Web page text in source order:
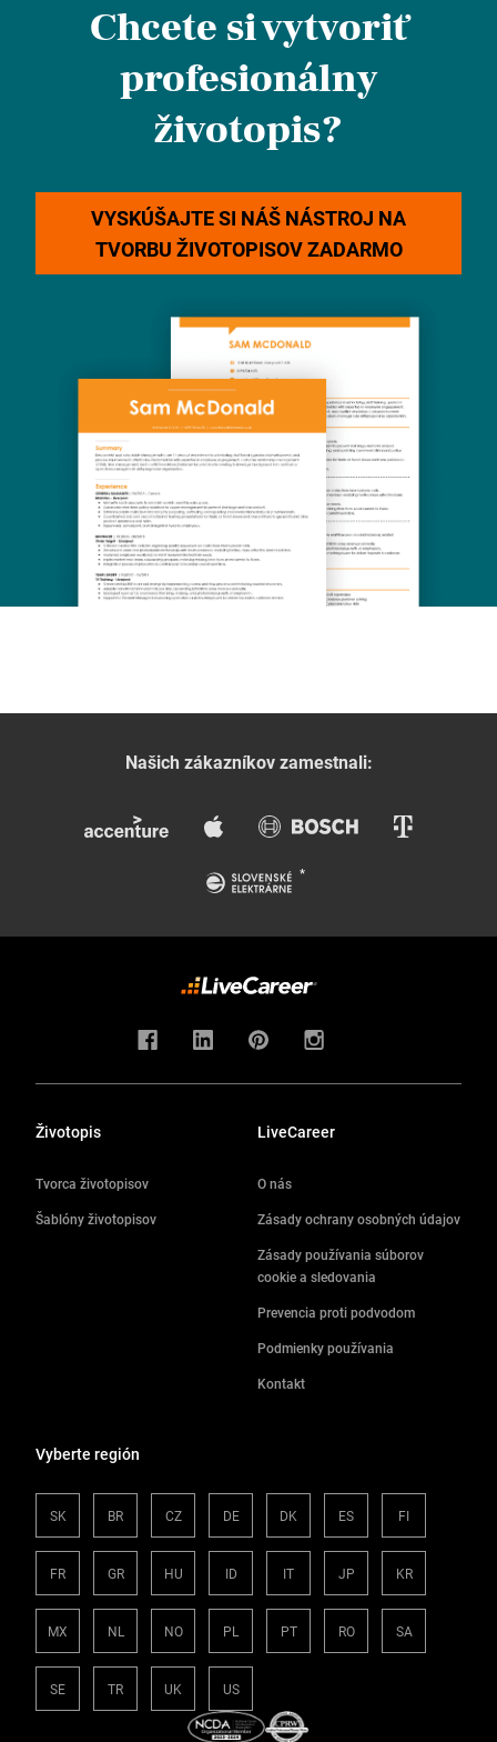
Chcete si vytvoriť
profesionálny
životopis?
VYSKÚŠAJTE SI NÁŠ NÁSTROJ NA
TVORBU ŽIVOTOPISOV ZADARMO
Našich zákazníkov zamestnali:
Životopis
Tvorca životopisov
Šablóny životopisov
LiveCareer
O nás
Zásady ochrany osobných údajov
Zásady používania súborov
cookie a sledovania
Prevencia proti podvodom
Podmienky používania
Kontakt
Vyberte región
SK BR CZ DE DK ES FI
FR GR HU ID IT JP KR
MX NL NO PL PT RO SA
SE TR UK US